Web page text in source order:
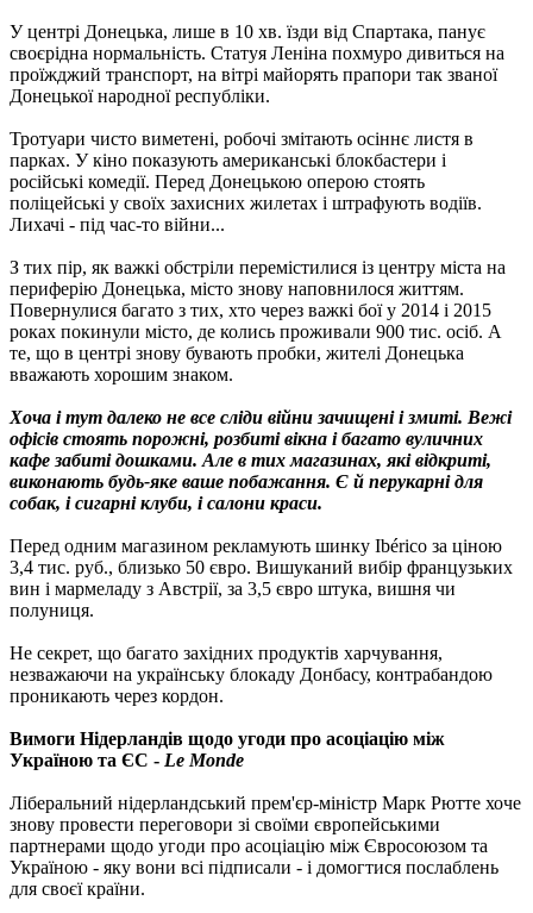
У центрі Донецька, лише в 10 хв. їзди від Спартака, панує
своєрідна нормальність. Статуя Леніна похмуро дивиться на
проїжджий транспорт, на вітрі майорять прапори так званої
Донецької народної республіки.
Тротуари чисто виметені, робочі змітають осіннє листя в
парках. У кіно показують американські блокбастери і
російські комедії. Перед Донецькою оперою стоять
поліцейські у своїх захисних жилетах і штрафують водіїв.
Лихачі - під час-то війни...
З тих пір, як важкі обстріли перемістилися із центру міста на
периферію Донецька, місто знову наповнилося життям.
Повернулися багато з тих, хто через важкі бої у 2014 і 2015
роках покинули місто, де колись проживали 900 тис. осіб. А
те, що в центрі знову бувають пробки, жителі Донецька
вважають хорошим знаком.
Хоча і тут далеко не все сліди війни зачищені і змиті. Вежі
офісів стоять порожні, розбиті вікна і багато вуличних
кафе забиті дошками. Але в тих магазинах, які відкриті,
виконають будь-яке ваше побажання. Є й перукарні для
собак, і сигарні клуби, і салони краси.
Перед одним магазином рекламують шинку Ibérico за ціною
3,4 тис. руб., близько 50 євро. Вишуканий вибір французьких
вин і мармеладу з Австрії, за 3,5 євро штука, вишня чи
полуниця.
Не секрет, що багато західних продуктів харчування,
незважаючи на українську блокаду Донбасу, контрабандою
проникають через кордон.
Вимоги Нідерландів щодо угоди про асоціацію між
Україною та ЄС - Le Monde
Ліберальний нідерландський прем'єр-міністр Марк Рютте хоче
знову провести переговори зі своїми європейськими
партнерами щодо угоди про асоціацію між Євросоюзом та
Україною - яку вони всі підписали - і домогтися послаблень
для своєї країни.